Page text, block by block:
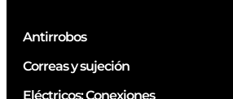
Antirrobos
Correas y sujeción
Eléctricos: Conexiones